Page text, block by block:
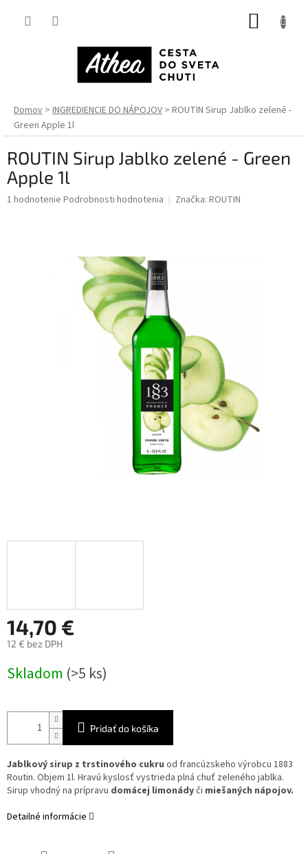
Domov INGREDIENCIE DO NÁPOJOV
ROUTIN Sirup Jablko zelené -
Green Apple 1l
ROUTIN Sirup Jablko zelené - Green
Apple 1l
Priemerné
1 hodnotenie Podrobnosti hodnotenia Značka: ROUTIN
14,70 €
12 € bez DPH
cena:
Skladom (>5 ks)
Pridať do košíka
Jablkový sirup z trstinového cukru od francúzskeho výrobcu 1883
Routin. Objem 1l. Hravú kyslosť vystrieda plná chuť zeleného jablka.
Sirup vhodný na prípravu domácej limonádyči miešaných nápojov.
Detailné informácie